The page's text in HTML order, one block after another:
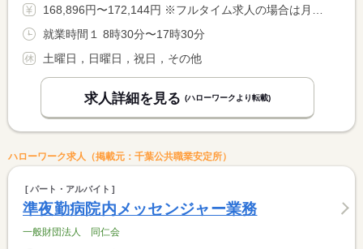
168,896円〜172,144円 ※フルタイム求人の場合は月額（換算額）、パート求人の場合は時間額を表示しています。
就業時間１ 8時30分〜17時30分
土曜日，日曜日，祝日，その他
求人詳細を見る (ハローワークより転載)
ハローワーク求人（掲載元：千葉公共職業安定所）
パート・アルバイト
準夜勤病院内メッセンジャー業務
一般財団法人 同仁会